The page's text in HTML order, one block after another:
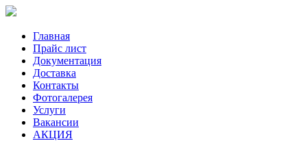
Главная
Прайс лист
Документация
Доставка
Контакты
Фотогалерея
Услуги
Вакансии
АКЦИЯ